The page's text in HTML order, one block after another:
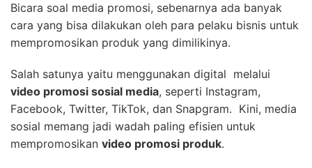
Bicara soal media promosi, sebenarnya ada banyak
cara yang bisa dilakukan oleh para pelaku bisnis untuk
mempromosikan produk yang dimilikinya.
Salah satunya yaitu menggunakan digital melalui
video promosi sosial media, seperti Instagram,
Facebook, Twitter, TikTok, dan Snapgram. Kini, media
sosial memang jadi wadah paling efisien untuk
mempromosikan video promosi produk.